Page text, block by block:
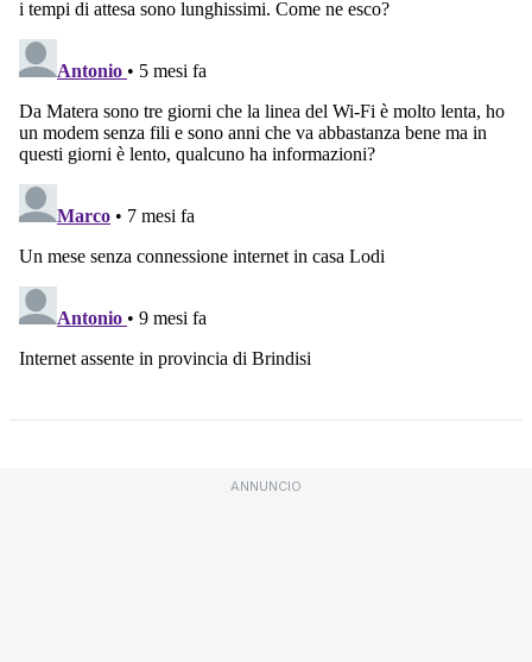
ANNUNCIO